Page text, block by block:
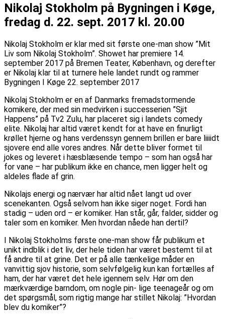
Nikolaj Stokholm på Bygningen i Køge,
fredag d. 22. sept. 2017 kl. 20.00
Nikolaj Stokholm er klar med sit første one-man show ”Mit
Liv som Nikolaj Stokholm”. Showet har premiere 14.
september 2017 på Bremen Teater, København, og derefter
er Nikolaj klar til at turnere hele landet rundt og rammer
Bygningen I Køge 22. september 2017
Nikolaj Stokholm er en af Danmarks fremadstormende
komikere, der med sin medvirken i successerien ”Sjit
Happens” på Tv2 Zulu, har placeret sig i landets comedy
elite. Nikolaj har altid været kendt for at have en finurligt
krøllet hjerne og hans verdenssyn gennem brillen er bare liiiidt
sjovere end alle vores andres. Når dette bliver formet til
jokes og leveret i hæsblæsende tempo – som han også har
for vane – har publikum ikke en chance, men ligger helt og
aldeles flade af grin.
Nikolajs energi og nærvær har altid nået langt ud over
scenekanten. Også selvom han ikke siger noget. Fordi han
stadig – uden ord – er komiker. Han står, går, falder, sidder og
taler som en komiker. Men hvordan nåede han dertil?
I Nikolaj Stokholms første one-man show får publikum et
unikt indblik i det liv, der hele tiden har været bestemt til at
få andre til at grine. Det er på alle tænkelige måder en
vanvittig sjov historie, som selvfølgelig kun kan fortælles af
ham, der har været det hele igennem selv. Hør om den
mærkværdige barndom, om nogle pin- lige teenageår og om
det spørgsmål, som rigtig mange har stillet Nikolaj: ”Hvordan
blev du komiker”?